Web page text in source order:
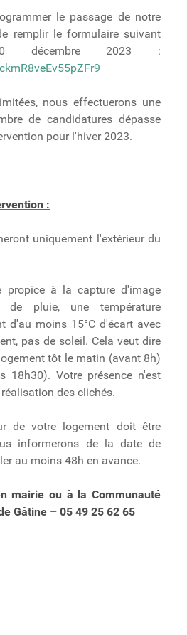
le passage de notre
remplir le formulaire suivant
décembre 2023 :
nous effectuerons une
de candidatures dépasse
pour l'hiver 2023.
:
uniquement l'extérieur du
propice à la capture d'image
pluie, une température
d'au moins 15°C d'écart avec
pas de soleil. Cela veut dire
tôt le matin (avant 8h)
18h30). Votre présence n'est
des clichés.
de votre logement doit être
informerons de la date de
au moins 48h en avance.
mairie ou à la Communauté
Gâtine – 05 49 25 62 65